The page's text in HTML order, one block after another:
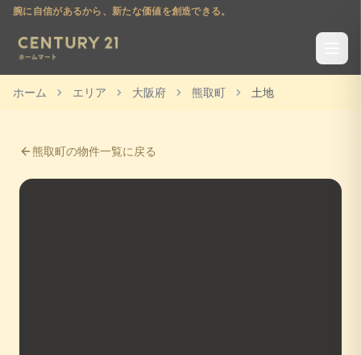
腕に自信があるから、新たな価値を創造できる。
ホーム エリア 大阪府 熊取町 土地
熊取町の物件一覧に戻る